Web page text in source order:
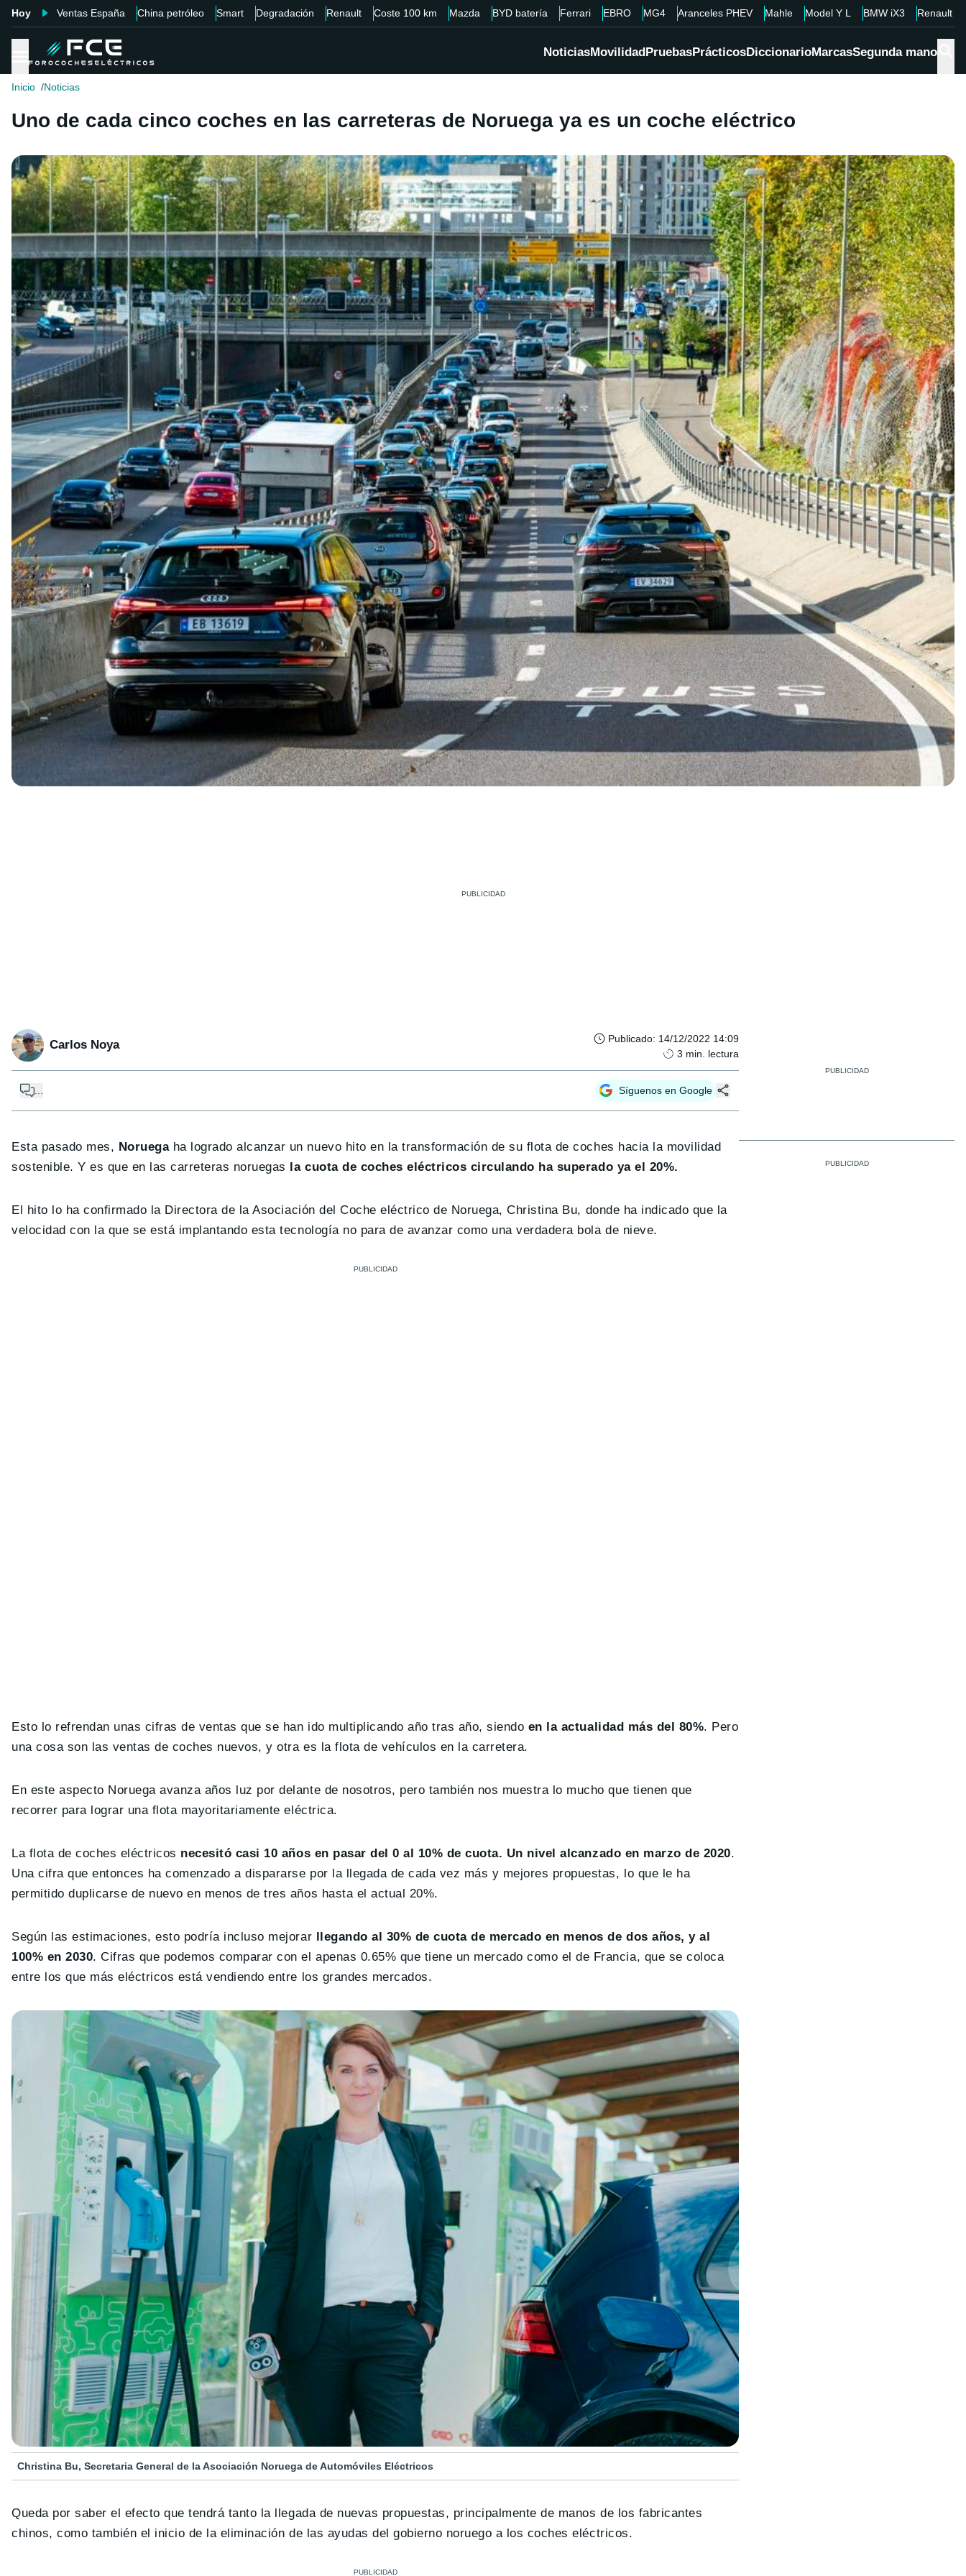
Hoy Ventas España China petróleo Smart Degradación Renault Coste 100 km Mazda BYD batería Ferrari EBRO MG4 Aranceles PHEV Mahle Model Y L BMW iX3 Renault
NoticiasMovilidadPruebasPrácticosDiccionarioMarcasSegunda mano
Inicio Noticias
Uno de cada cinco coches en las carreteras de Noruega ya es un coche eléctrico
Carlos Noya Publicado: 14/12/2022 14:09
3 min. lectura
Síguenos en Google
Esta pasado mes, Noruegaha logrado alcanzar un nuevo hito en la transformación de su flota de coches hacia la movilidad
sostenible. Y es que en las carreteras noruegas la cuota de coches eléctricos circulando ha superado ya el 20%.
El hito lo ha confirmado la Directora de la Asociación del Coche eléctrico de Noruega, Christina Bu, donde ha indicado que la
velocidad con la que se está implantando esta tecnología no para de avanzar como una verdadera bola de nieve.
Esto lo refrendan unas cifras de ventas que se han ido multiplicando año tras año, siendo en la actualidad más del 80%. Pero
una cosa son las ventas de coches nuevos, y otra es la flota de vehículos en la carretera.
En este aspecto Noruega avanza años luz por delante de nosotros, pero también nos muestra lo mucho que tienen que
recorrer para lograr una flota mayoritariamente eléctrica.
La flota de coches eléctricos necesitó casi 10 años en pasar del 0 al 10% de cuota. Un nivel alcanzado en marzo de 2020.
Una cifra que entonces ha comenzado a dispararse por la llegada de cada vez más y mejores propuestas, lo que le ha
permitido duplicarse de nuevo en menos de tres años hasta el actual 20%.
Según las estimaciones, esto podría incluso mejorar llegando al 30% de cuota de mercado en menos de dos años, y al
100% en 2030. Cifras que podemos comparar con el apenas 0.65% que tiene un mercado como el de Francia, que se coloca
entre los que más eléctricos está vendiendo entre los grandes mercados.
Christina Bu, Secretaria General de la Asociación Noruega de Automóviles Eléctricos
Queda por saber el efecto que tendrá tanto la llegada de nuevas propuestas, principalmente de manos de los fabricantes
chinos, como también el inicio de la eliminación de las ayudas del gobierno noruego a los coches eléctricos.